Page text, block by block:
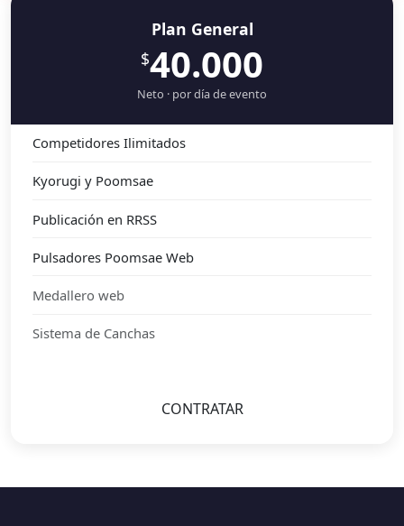
Plan General
$40.000
Neto · por día de evento
Competidores Ilimitados
Kyorugi y Poomsae
Publicación en RRSS
Pulsadores Poomsae Web
Medallero web
Sistema de Canchas
CONTRATAR